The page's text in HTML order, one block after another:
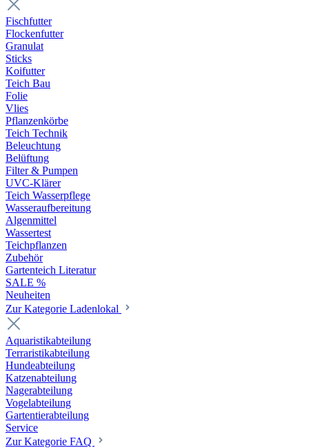
Fischfutter
Flockenfutter
Granulat
Sticks
Koifutter
Teich Bau
Folie
Vlies
Pflanzenkörbe
Teich Technik
Beleuchtung
Belüftung
Filter & Pumpen
UVC-Klärer
Teich Wasserpflege
Wasseraufbereitung
Algenmittel
Wassertest
Teichpflanzen
Zubehör
Gartenteich Literatur
SALE %
Neuheiten
Zur Kategorie Ladenlokal
Aquaristikabteilung
Terraristikabteilung
Hundeabteilung
Katzenabteilung
Nagerabteilung
Vogelabteilung
Gartentierabteilung
Service
Zur Kategorie FAQ